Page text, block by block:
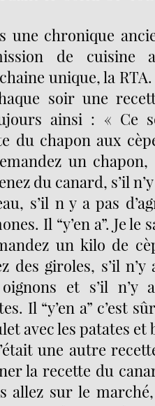
une chronique
de cuisine
unique, la
soir une
ainsi : « Ce
du chapon aux
un chapon,
du canard, s’il
s’il n y a pas
Il “y’en a”. Je le
un kilo de
des giroles, s’il
et s’il n’y
Il “y’en a” c’est
avec les patates et
une autre
la recette du
allez sur le